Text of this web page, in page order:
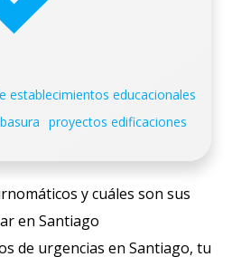
establecimientos educacionales
proyectos edificaciones
y cuáles son sus
en Santiago
de urgencias en Santiago, tu